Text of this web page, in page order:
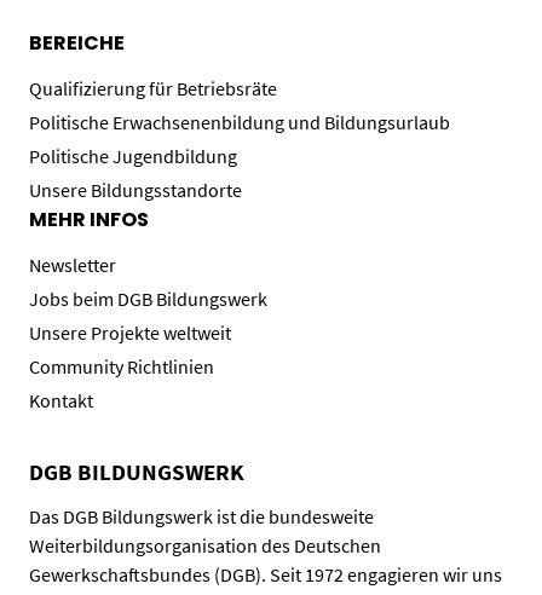
DGB BILDUNGSWERK
Das DGB Bildungswerk ist die bundesweite
Weiterbildungsorganisation des Deutschen
Gewerkschaftsbundes (DGB). Seit 1972 engagieren wir uns
BEREICHE
Qualifizierung für Betriebsräte
Politische Erwachsenenbildung und Bildungsurlaub
Politische Jugendbildung
Unsere Bildungsstandorte
MEHR INFOS
Newsletter
Jobs beim DGB Bildungswerk
Unsere Projekte weltweit
Community Richtlinien
Kontakt